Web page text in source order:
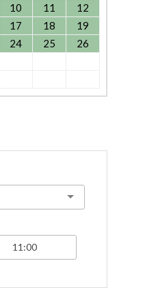
10 11
12
17 18
19
24 25
26